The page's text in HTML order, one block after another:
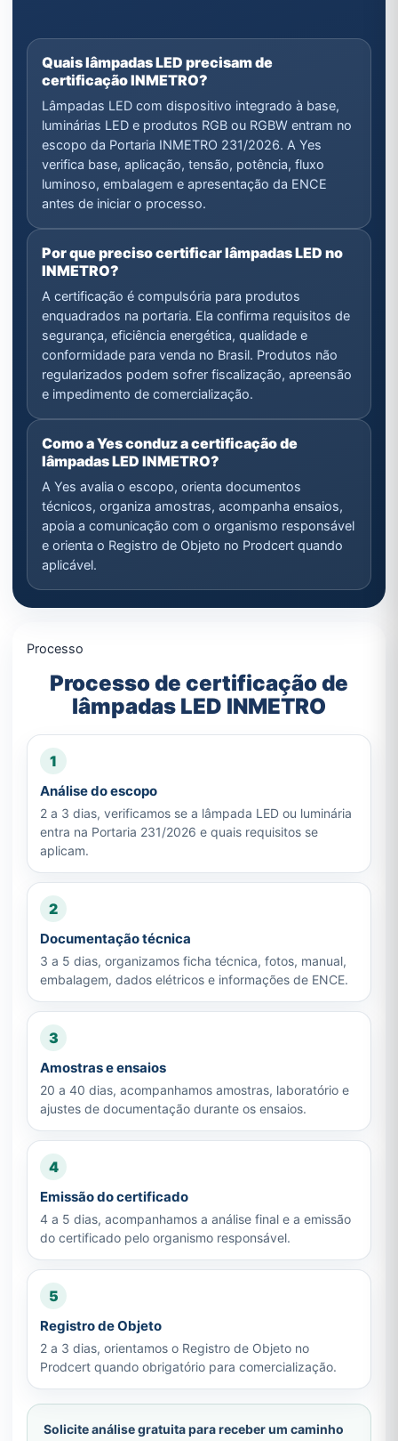
Quais lâmpadas LED precisam de
certificação INMETRO?
Lâmpadas LED com dispositivo integrado à base,
luminárias LED e produtos RGB ou RGBW entram no
escopo da Portaria INMETRO 231/2026. A Yes
verifica base, aplicação, tensão, potência, fluxo
luminoso, embalagem e apresentação da ENCE
antes de iniciar o processo.
Por que preciso certificar lâmpadas LED no
INMETRO?
A certificação é compulsória para produtos
enquadrados na portaria. Ela confirma requisitos de
segurança, eficiência energética, qualidade e
conformidade para venda no Brasil. Produtos não
regularizados podem sofrer fiscalização, apreensão
e impedimento de comercialização.
Como a Yes conduz a certificação de
lâmpadas LED INMETRO?
A Yes avalia o escopo, orienta documentos
técnicos, organiza amostras, acompanha ensaios,
apoia a comunicação com o organismo responsável
e orienta o Registro de Objeto no Prodcert quando
aplicável.
Processo
Processo de certificação de
lâmpadas LED INMETRO
1
Análise do escopo
2 a 3 dias, verificamos se a lâmpada LED ou luminária
entra na Portaria 231/2026 e quais requisitos se
aplicam.
2
Documentação técnica
3 a 5 dias, organizamos ficha técnica, fotos, manual,
embalagem, dados elétricos e informações de ENCE.
3
Amostras e ensaios
20 a 40 dias, acompanhamos amostras, laboratório e
ajustes de documentação durante os ensaios.
4
Emissão do certificado
4 a 5 dias, acompanhamos a análise final e a emissão
do certificado pelo organismo responsável.
5
Registro de Objeto
2 a 3 dias, orientamos o Registro de Objeto no
Prodcert quando obrigatório para comercialização.
Solicite análise gratuita para receber um caminho